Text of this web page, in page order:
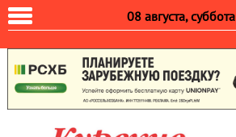
08 августа, суббота